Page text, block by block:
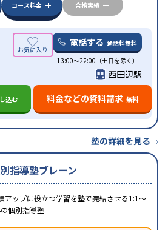
コース料金 合格実績
電話する 通話料無料
13:00～22:00（土日を除く）
西田辺駅
込む 料金などの資料請求 無料
塾の詳細を見る
指導塾ブレーン
アップに役立つ学習を塾で完結させる1:1～
個別指導塾